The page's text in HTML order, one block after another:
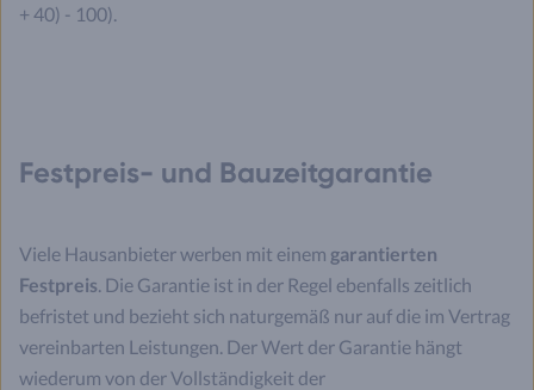
+ 40) - 100).
Festpreis- und Bauzeitgarantie
Viele Hausanbieter werben mit einem garantierten
Festpreis . Die Garantie ist in der Regel ebenfalls zeitlich
befristet und bezieht sich naturgemäß nur auf die im Vertrag
vereinbarten Leistungen. Der Wert der Garantie hängt
wiederum von der Vollständigkeit der